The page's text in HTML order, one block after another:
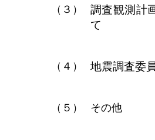
（３）
調査観測計
て
（４） 地震調査委
（５） その他